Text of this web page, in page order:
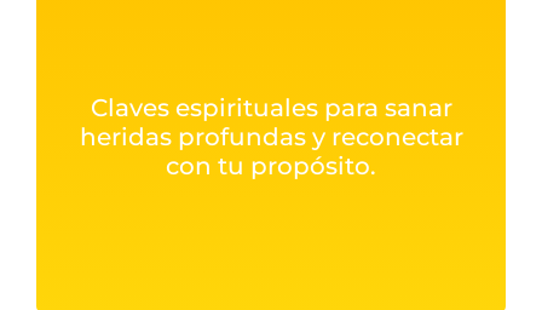
Claves espirituales para sanar
heridas profundas y reconectar
con tu propósito.